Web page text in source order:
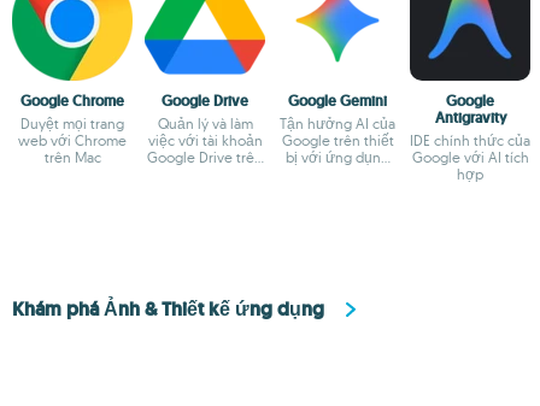
Google Chrome
Duyệt mọi trang
web với Chrome
trên Mac
Google Drive
Quản lý và làm
việc với tài khoản
Google Drive trên
Google Gemini
Tận hưởng AI của
Google trên thiết
bị với ứng dụng
Google
Antigravity
IDE chính thức của
Google với AI tích
hợp
Khám phá Ảnh & Thiết kế ứng dụng